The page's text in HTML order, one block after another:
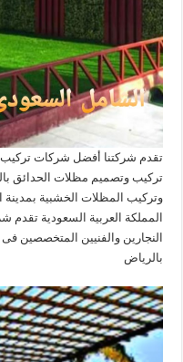
تقدم شركتنا أفضل شركات تركيب
تركيب وتصميم مظلات الحدائق
وتركيب المظلات الخشبية
المملكة العربية السعودية تقدم
النجارين والفنيين المتخصصين
بالرياض